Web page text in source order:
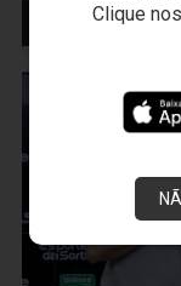
Clique
NOTÍCIAS